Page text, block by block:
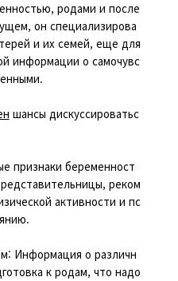
родами и после
он специализирова
и их семей, еще для
информации о самочувс
шансы дискуссироватьс
признаки беременност
реком
активности и пс
Информация о различн
к родам, что надо